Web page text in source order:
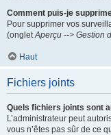
Comment puis-je
Pour supprimer vos
(ongletAperçu --> Gestion
Haut
Fichiers joints
Quels fichiers joints sont
L’administrateur peut
vous n’êtes pas sûr de ce